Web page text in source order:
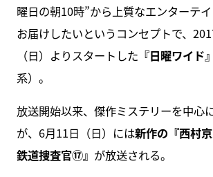
曜日の朝10時”から上質なエンターテ
お届けしたいというコンセプトで、
（日）よりスタートした 『日曜ワイド』
系）。
放送開始以来、傑作ミステリーを中心
が、6月11日（日）には新作の『西村
鉄道捜査官⑰』 が放送される。